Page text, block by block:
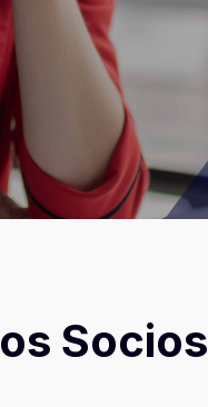
Socios